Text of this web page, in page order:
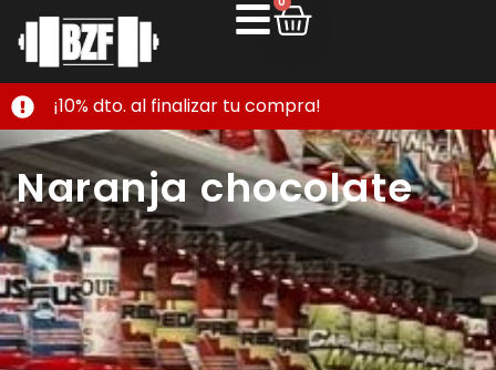
¡10% dto. al finalizar tu compra!
Naranja chocolate